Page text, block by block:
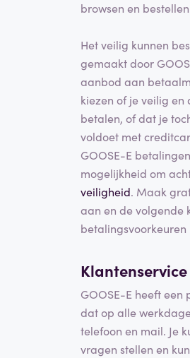
browsen en
Het veilig kunnen
gemaakt door
aanbod aan
kiezen of je veilig
betalen, of dat je
voldoet met
GOOSE-E
mogelijkheid om
veiligheid. Maak
aan en de volgende
GOOSE-E heeft
dat op alle
telefoon en mail. Je
vragen stellen en